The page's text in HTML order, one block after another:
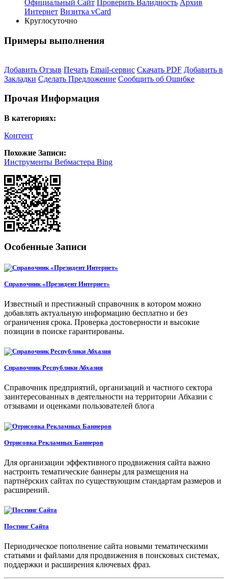
Официальный Сайт Проверить Валидность Архив
Интернет Визитка vCard
Круглосуточно
Примеры выполнения
Добавить Отзыв Печать Email-сервис Скачать PDF Добавить в
Закладки Сделать Предложение Сообщить об Ошибке
Прочая Информация
В категориях:
Контент
Похожие Записи:
Инструменты Вебмастера Bing
Особенные Записи
Справочник «Президент Интернет»
Известный и престижный справочник в котором можно
добавлять актуальную информацию бесплатно и без
ограничения срока. Проверка достоверности и высокие
позиции в поиске гарантированы.
Справочник Республики Абхазия
Справочник предприятий, организаций и частного сектора
заинтересованных в деятельности на территории Абхазии с
отзывами и оценками пользователей блога
Отрисовка Рекламных Баннеров
Для организации эффективного продвижения сайта важно
настроить тематические баннеры для размещения на
партнёрских сайтах по существующим стандартам размеров и
расширений.
Постинг Сайта
Периодическое пополнение сайта новыми тематическими
статьями и файлами для продвижения в поисковых системах,
поддержки и расширения ключевых фраз.